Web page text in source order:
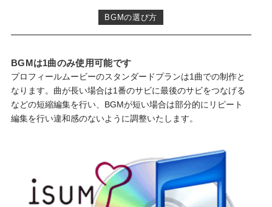
BGMの選び方
BGMは1曲のみ使用可能です
プロフィールムービーのスタンダードプランは1曲での制作と
なります。曲が長い場合は1番のサビに最後のサビをつなげる
などの短縮編集を行い、BGMが短い場合は部分的にリピート
編集を行い違和感のないように調整いたします。